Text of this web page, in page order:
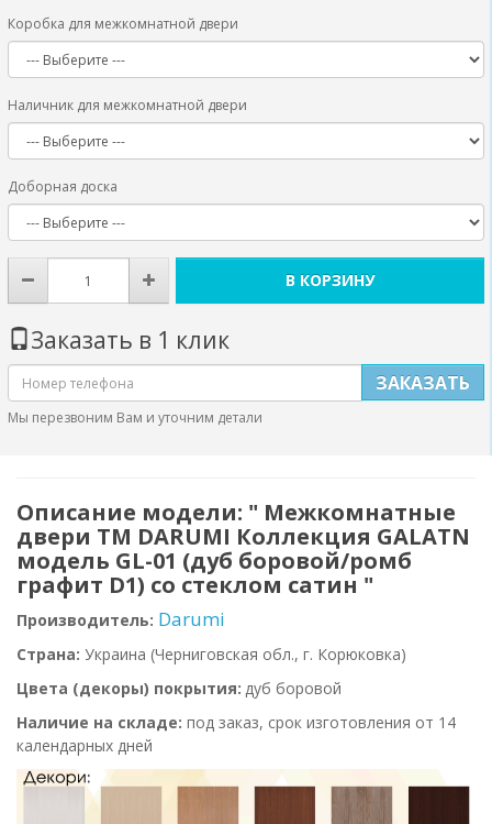
Коробка для межкомнатной двери
Наличник для межкомнатной двери
Доборная доска
В КОРЗИНУ
Заказать в 1 клик
ЗАКАЗАТЬ
Мы перезвоним Вам и уточним детали
Описание модели: " Межкомнатные
двери ТМ DARUMI Коллекция GALATN
модель GL-01 (дуб боровой/ромб
графит D1) со стеклом сатин "
Производитель: Darumi
Страна: Украина (Черниговская обл., г. Корюковка)
Цвета (декоры) покрытия: дуб боровой
Наличие на складе: под заказ, срок изготовления от 14
календарных дней